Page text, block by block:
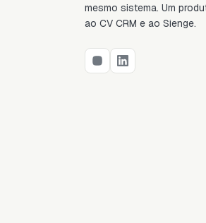
mesmo sistema. Um
ao CV CRM e ao Sienge.